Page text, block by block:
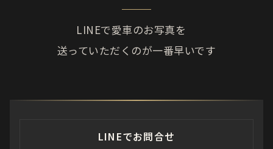
LINEで愛車のお写真を
送っていただくのが一番早いです
LINEでお問合せ